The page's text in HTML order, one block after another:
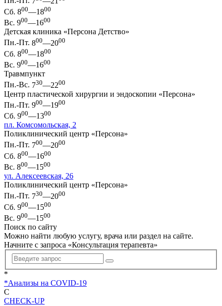
Сб. 800—1800
Вс. 900—1600
Детская клиника «Персона Детство»
Пн.-Пт. 800—2000
Сб. 800—1800
Вс. 900—1600
Травмпункт
Пн.-Вс. 730—2200
Центр пластической хирургии и эндоскопии «Персона»
Пн.-Пт. 900—1900
Сб. 900—1300
пл. Комсомольская, 2
Поликлинический центр «Персона»
Пн.-Пт. 700—2000
Сб. 800—1600
Вс. 800—1500
ул. Алексеевская, 26
Поликлинический центр «Персона»
Пн.-Пт. 730—2000
Сб. 900—1500
Вс. 900—1500
Поиск по сайту
Можно найти любую услугу, врача или раздел на сайте.
Начните с запроса «Консультация терапевта»
*
*Анализы на COVID-19
C
CHECK-UP